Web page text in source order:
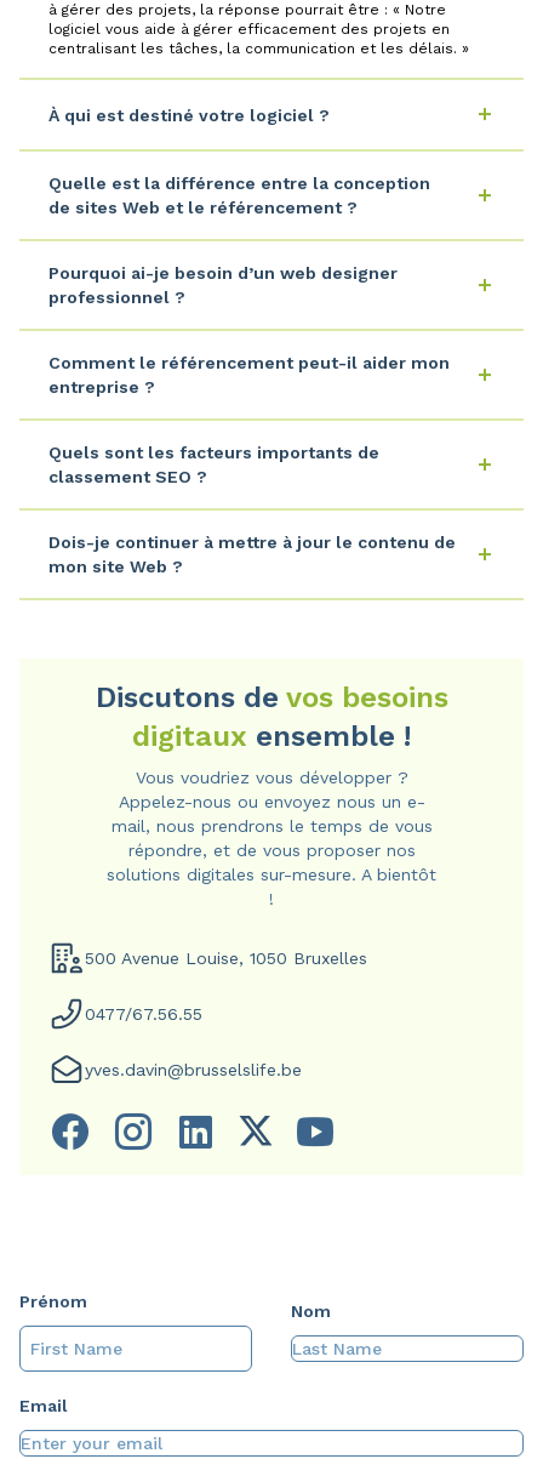
à gérer des projets, la réponse pourrait être : « Notre
logiciel vous aide à gérer efficacement des projets en
centralisant les tâches, la communication et les délais. »
À qui est destiné votre logiciel ?
Quelle est la différence entre la conception
de sites Web et le référencement ?
Pourquoi ai-je besoin d’un web designer
professionnel ?
Comment le référencement peut-il aider mon
entreprise ?
Quels sont les facteurs importants de
classement SEO ?
Dois-je continuer à mettre à jour le contenu de
mon site Web ?
Discutons de vos besoins
digitaux ensemble !
Vous voudriez vous développer ?
Appelez-nous ou envoyez nous un e-
mail, nous prendrons le temps de vous
répondre, et de vous proposer nos
solutions digitales sur-mesure. A bientôt
!
500 Avenue Louise, 1050 Bruxelles
0477/67.56.55
yves.davin@brusselslife.be
Prénom Nom
Email